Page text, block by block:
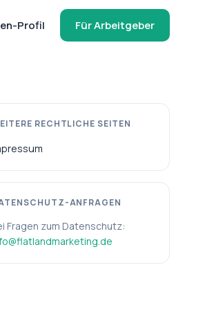
Profil Für Arbeitgeber
RECHTLICHE SEITEN
ANFRAGEN
Fragen zum Datenschutz: